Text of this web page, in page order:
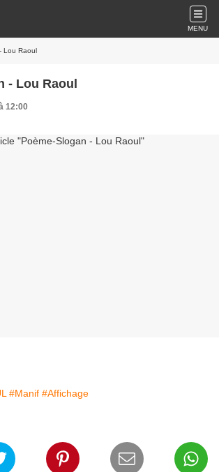
MENU
Lou Raoul
- Lou Raoul
12:00
#Manif #Affichage